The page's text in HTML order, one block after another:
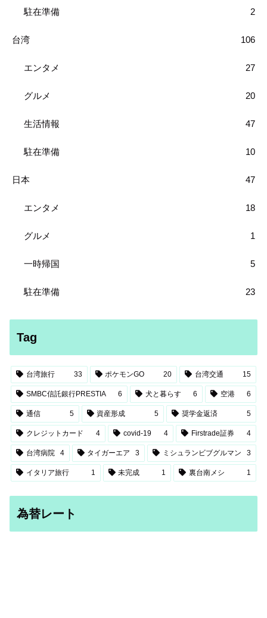
駐在準備 2
台湾 106
エンタメ 27
グルメ 20
生活情報 47
駐在準備 10
日本 47
エンタメ 18
グルメ 1
一時帰国 5
駐在準備 23
Tag
台湾旅行 33 ポケモンGO 20 台湾交通 15
SMBC信託銀行PRESTIA 6 犬と暮らす 6 空港 6
通信 5 資産形成 5 奨学金返済 5
クレジットカード 4 covid-19 4 Firstrade証券 4
台湾病院 4 タイガーエア 3 ミシュランビブグルマン 3
イタリア旅行 1 未完成 1 裏台南メシ 1
為替レート